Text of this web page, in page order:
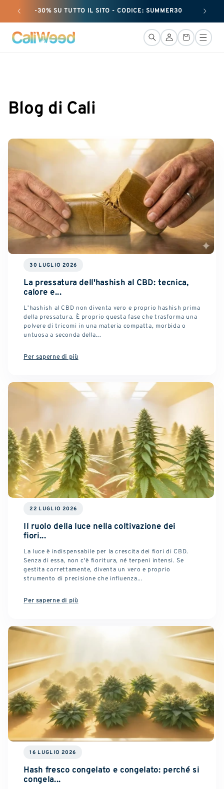
e passare
contenuto
-30% SU TUTTO IL SITO - CODICE: SUMMER30 + 25
Connessione
Cestino
Blog di Cali
30 LUGLIO 2026
La pressatura dell'hashish al CBD: tecnica,
calore e...
L'hashish al CBD non diventa vero e proprio hashish prima
della pressatura. È proprio questa fase che trasforma una
polvere di tricomi in una materia compatta, morbida o
untuosa a seconda della...
Per saperne di più
22 LUGLIO 2026
Il ruolo della luce nella coltivazione dei
fiori...
La luce è indispensabile per la crescita dei fiori di CBD.
Senza di essa, non c'è fioritura, né terpeni intensi. Se
gestita correttamente, diventa un vero e proprio
strumento di precisione che influenza...
Per saperne di più
16 LUGLIO 2026
Hash fresco congelato e congelato: perché si
congela...